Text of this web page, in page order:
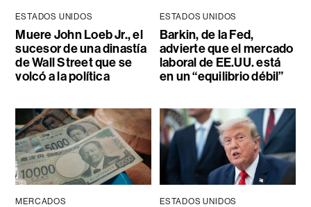
ESTADOS UNIDOS
Muere John Loeb Jr., el
sucesor de una dinastía
de Wall Street que se
volcó a la política
ESTADOS UNIDOS
Barkin, de la Fed,
advierte que el mercado
laboral de EE.UU. está
en un “equilibrio débil”
MERCADOS ESTADOS UNIDOS